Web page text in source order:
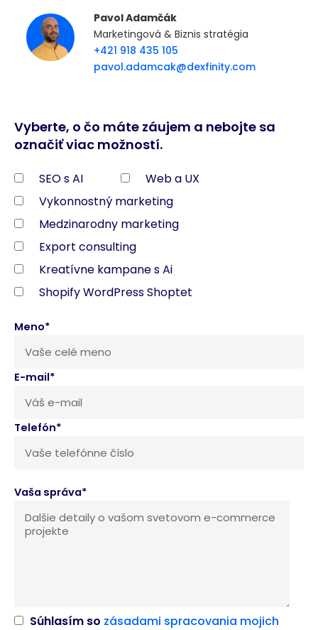
Pavol Adamčák
Marketingová & Biznis stratégia
+421 918 435 105
pavol.adamcak@dexfinity.com
Vyberte, o čo máte záujem a nebojte sa
označiť viac možností.
SEO s AI
Web a UX
Vykonnostný marketing
Medzinarodny marketing
Export consulting
Kreatívne kampane s Ai
Shopify WordPress Shoptet
Meno*
E-mail*
Telefón*
Vaša správa*
Súhlasím so zásadami spracovania mojich